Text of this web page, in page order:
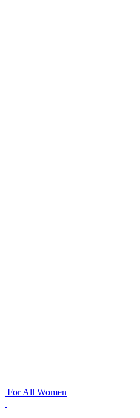
For All Women